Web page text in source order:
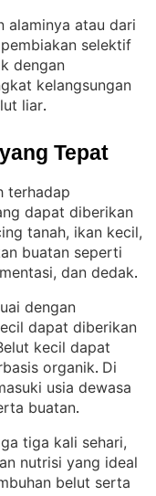
alaminya atau dari
selektif
dengan
kelangsungan
liar.
Tepat
terhadap
dapat diberikan
tanah, ikan kecil,
buatan seperti
dan dedak.
dengan
dapat diberikan
kecil dapat
organik. Di
usia dewasa
buatan.
tiga kali sehari,
nutrisi yang ideal
belut serta